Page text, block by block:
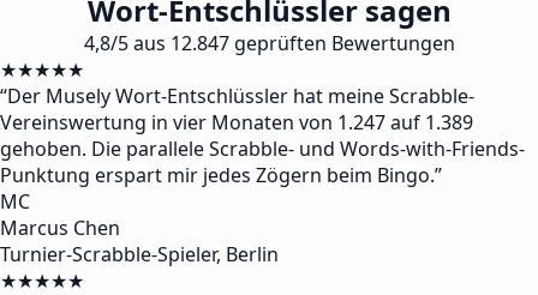
Wort-Entschlüssler sagen
4,8/5 aus 12.847 geprüften Bewertungen
★★★★★
“Der Musely Wort-Entschlüssler hat meine Scrabble-
Vereinswertung in vier Monaten von 1.247 auf 1.389
gehoben. Die parallele Scrabble- und Words-with-Friends-
Punktung erspart mir jedes Zögern beim Bingo.”
MC
Marcus Chen
Turnier-Scrabble-Spieler, Berlin
★★★★★